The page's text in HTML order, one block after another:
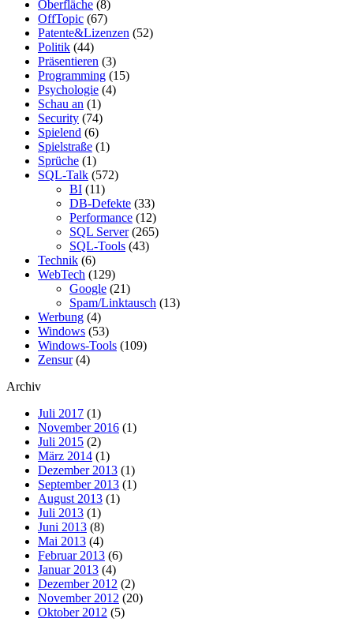
Oberfläche (8)
OffTopic (67)
Patente&Lizenzen (52)
Politik (44)
Präsentieren (3)
Programming (15)
Psychologie (4)
Schau an (1)
Security (74)
Spielend (6)
Spielstraße (1)
Sprüche (1)
SQL-Talk (572)
BI (11)
DB-Defekte (33)
Performance (12)
SQL Server(265)
SQL-Tools (43)
Technik (6)
WebTech (129)
Google (21)
Spam/Linktausch (13)
Werbung (4)
Windows (53)
Windows-Tools (109)
Zensur(4)
Archiv
Juli 2017 (1)
November 2016 (1)
Juli 2015 (2)
März 2014 (1)
Dezember 2013 (1)
September 2013 (1)
August 2013 (1)
Juli 2013 (1)
Juni 2013 (8)
Mai 2013 (4)
Februar 2013 (6)
Januar 2013 (4)
Dezember 2012 (2)
November 2012 (20)
Oktober 2012 (5)